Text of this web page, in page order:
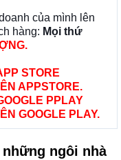
của mình lên
hàng: Mọi thứ
STORE
APPSTORE.
PPLAY
GOOGLE PLAY.
ngôi nhà